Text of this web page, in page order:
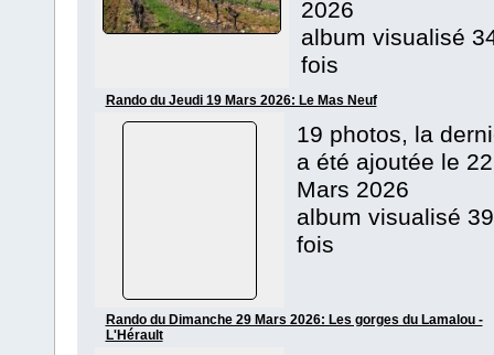
2026
album visualisé
fois
Rando du Jeudi 19 Mars 2026: Le Mas Neuf
19 photos, la
a été ajoutée le 22
Mars 2026
album visualisé 39
fois
Rando du Dimanche 29 Mars 2026: Les gorges du Lamalou -
L'Hérault